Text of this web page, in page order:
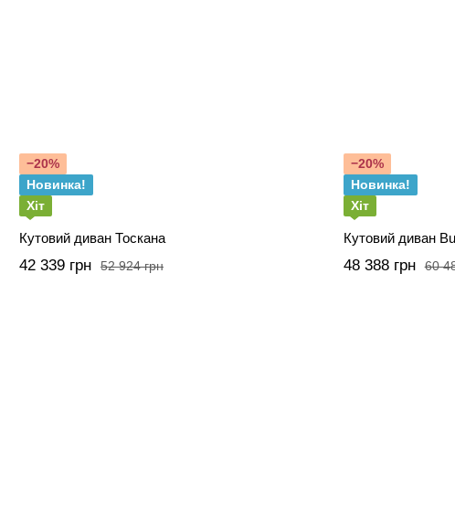
−20%
Новинка!
Хіт
Кутовий диван Тоскана
52 924 грн
42 339 грн
−20%
Новинка!
Хіт
Кутовий диван
60
48 388 грн